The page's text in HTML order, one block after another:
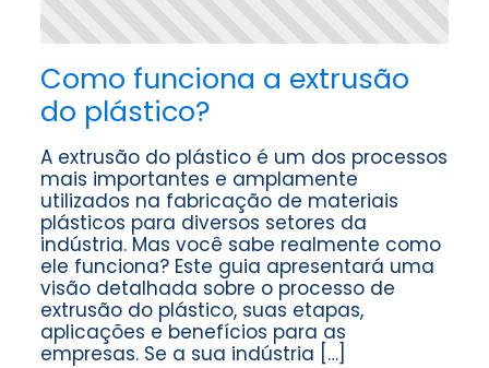
Como funciona a extrusão
do plástico?
A extrusão do plástico é um dos processos
mais importantes e amplamente
utilizados na fabricação de materiais
plásticos para diversos setores da
indústria. Mas você sabe realmente como
ele funciona? Este guia apresentará uma
visão detalhada sobre o processo de
extrusão do plástico, suas etapas,
aplicações e benefícios para as
empresas. Se a sua indústria […]